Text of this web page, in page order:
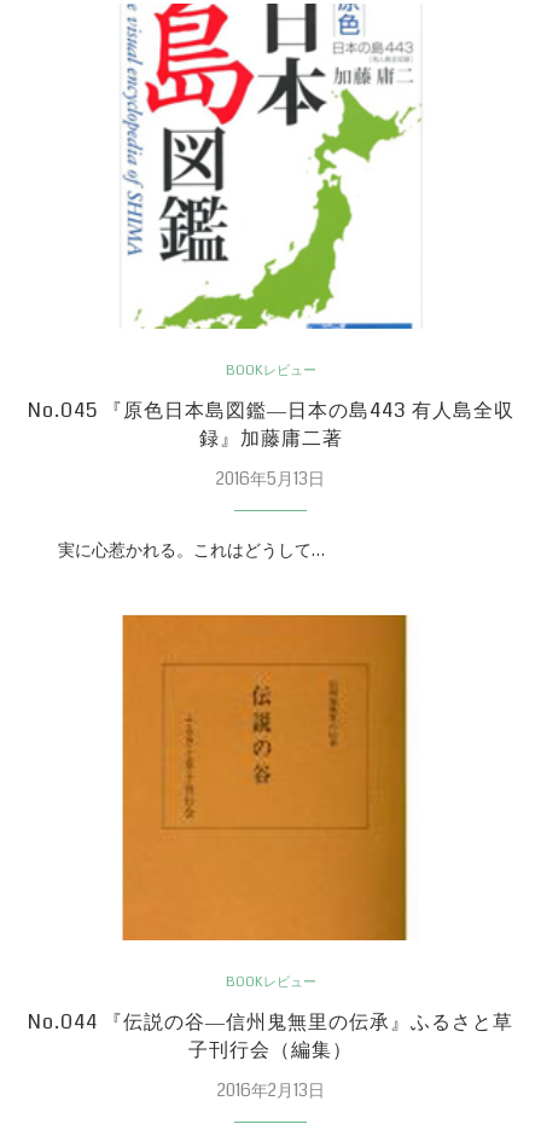
BOOKレビュー
No.045 『原色日本島図鑑―日本の島443 有人島全収
録』加藤庸二著
2016年5月13日
実に心惹かれる。これはどうして…
BOOKレビュー
No.044 『伝説の谷―信州鬼無里の伝承』ふるさと草
子刊行会（編集）
2016年2月13日